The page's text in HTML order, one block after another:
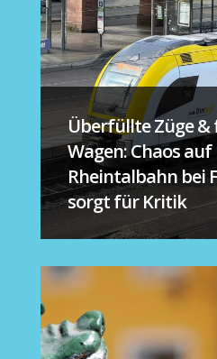
Überfüllte Züge &
Wagen: Chaos auf
Rheintalbahn bei
sorgt für Kritik